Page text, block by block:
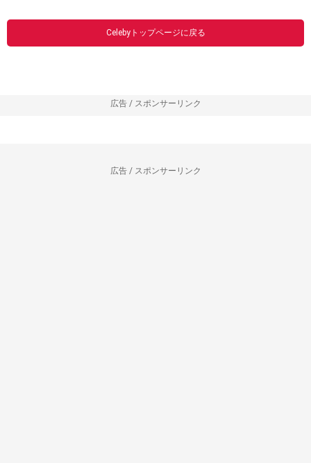
Celebyトップページに戻る
広告 / スポンサーリンク
広告 / スポンサーリンク